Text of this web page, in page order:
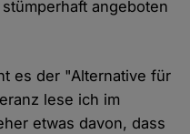
angeboten
es der "Alternative für
lese ich im
etwas davon, dass